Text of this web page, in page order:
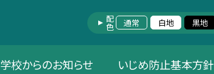
配色 通常 白地 黒地
学校からのお知らせ いじめ防止基本方針